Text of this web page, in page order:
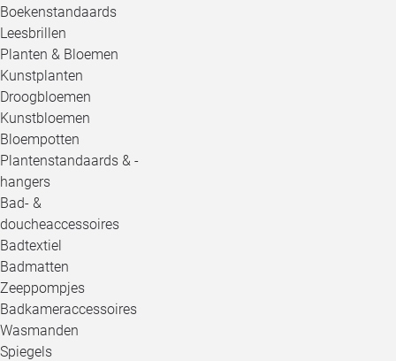
Boekenstandaards
Leesbrillen
Planten & Bloemen
Kunstplanten
Droogbloemen
Kunstbloemen
Bloempotten
Plantenstandaards & -
hangers
Bad- &
doucheaccessoires
Badtextiel
Badmatten
Zeeppompjes
Badkameraccessoires
Wasmanden
Spiegels